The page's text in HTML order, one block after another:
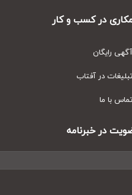
در کسب و کار
رایگان
در آفتاب
با ما
در خبرنامه